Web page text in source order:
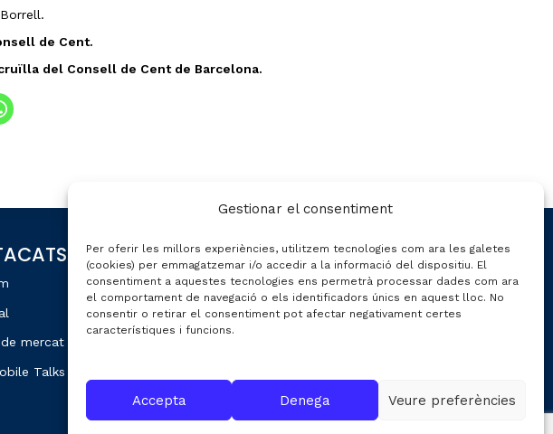
Gestionar el consentiment
Per oferir les millors experiències, utilitzem tecnologies com ara les galetes
(cookies) per emmagatzemar i/o accedir a la informació del dispositiu. El
consentiment a aquestes tecnologies ens permetrà processar dades com ara
el comportament de navegació o els identificadors únics en aquest lloc. No
consentir o retirar el consentiment pot afectar negativament certes
característiques i funcions.
Accepta Denega Veure preferències
de Cent.
del Consell de Cent de Barcelona.
mercat
Talks
CONTACTE
C/ Gran de Gràcia nº 69 entr.
08012 de Barcelona
Premsa:
premsa@fecavem.cat
Patronal Catalana d'Automoció